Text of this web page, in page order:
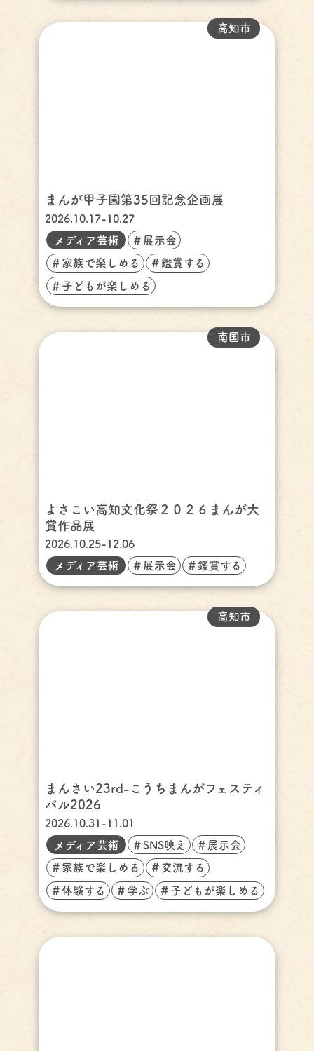
まんが甲子園第35回記念企画展
高知市
2026.10.17-10.27
メディア芸術
＃展示会
＃家族で楽しめる ＃鑑賞する
＃子どもが楽しめる
よさこい高知文化祭２０２６まんが大
賞作品展
南国市
2026.10.25-12.06
メディア芸術
＃展示会 ＃鑑賞する
まんさい23rd-こうちまんがフェスティ
バル2026
高知市
2026.10.31-11.01
メディア芸術
＃SNS映え ＃展示会
＃家族で楽しめる ＃交流する
＃体験する ＃学ぶ ＃子どもが楽しめる